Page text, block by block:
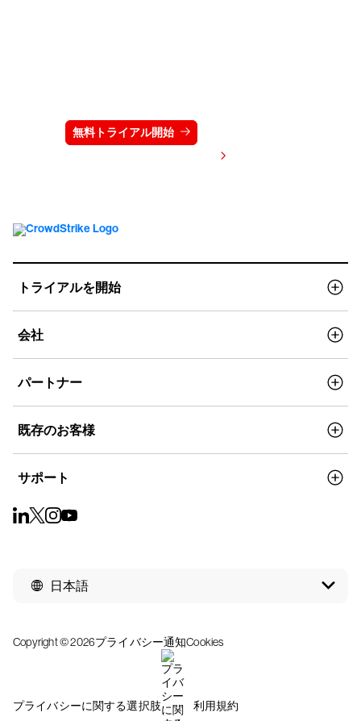
無料トライアル開始
トライアルを開始
会社
パートナー
既存のお客様
サポート
日本語
Copyright © 2026プライバシー通知Cookies
プライバシーに関する選択肢 利用規約